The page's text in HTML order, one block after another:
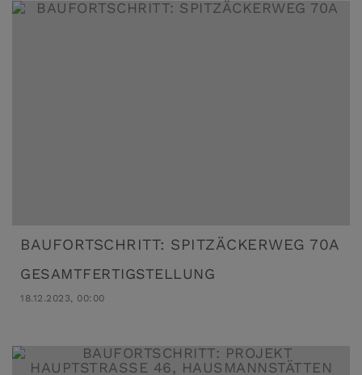
BAUFORTSCHRITT: SPITZÄCKERWEG 70A
GESAMTFERTIGSTELLUNG
18.12.2023, 00:00